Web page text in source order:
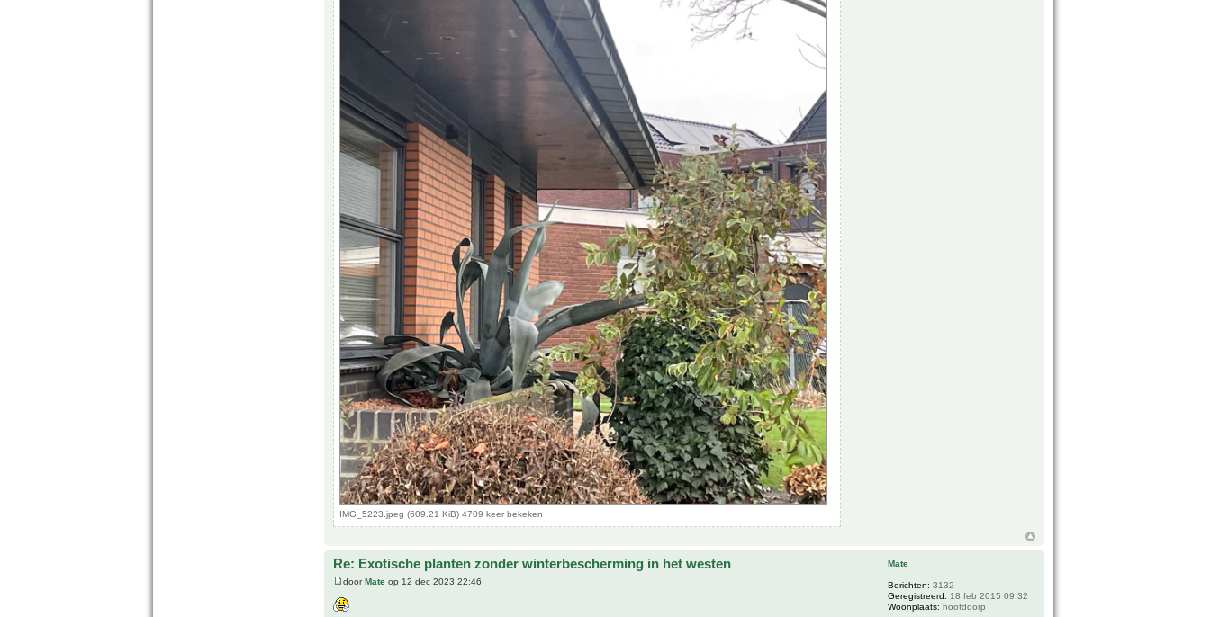
IMG_5223.jpeg (609.21 KiB) 4709 keer bekeken
Re: Exotische planten zonder winterbescherming in het westen
doorMate op 12 dec 2023 22:46
Mate
Berichten: 3132
Geregistreerd: 18 feb 2015 09:32
Woonplaats: hoofddorp